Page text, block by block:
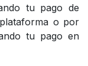
tu pago de
o por
tu pago en